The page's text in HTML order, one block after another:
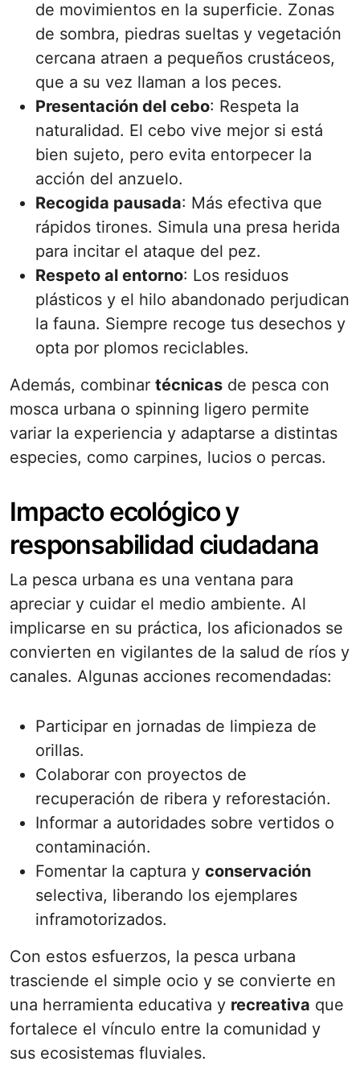
de movimientos en la superficie. Zonas
de sombra, piedras sueltas y vegetación
cercana atraen a pequeños crustáceos,
que a su vez llaman a los peces.
Presentación del cebo: Respeta la
naturalidad. El cebo vive mejor si está
bien sujeto, pero evita entorpecer la
acción del anzuelo.
Recogida pausada: Más efectiva que
rápidos tirones. Simula una presa herida
para incitar el ataque del pez.
Respeto al entorno: Los residuos
plásticos y el hilo abandonado perjudican
la fauna. Siempre recoge tus desechos y
opta por plomos reciclables.
Además, combinar técnicas de pesca con
mosca urbana o spinning ligero permite
variar la experiencia y adaptarse a distintas
especies, como carpines, lucios o percas.
Impacto ecológico y
responsabilidad ciudadana
La pesca urbana es una ventana para
apreciar y cuidar el medio ambiente. Al
implicarse en su práctica, los aficionados se
convierten en vigilantes de la salud de ríos y
canales. Algunas acciones recomendadas:
Participar en jornadas de limpieza de
orillas.
Colaborar con proyectos de
recuperación de ribera y reforestación.
Informar a autoridades sobre vertidos o
contaminación.
Fomentar la captura y conservación
selectiva, liberando los ejemplares
inframotorizados.
Con estos esfuerzos, la pesca urbana
trasciende el simple ocio y se convierte en
una herramienta educativa y recreativa que
fortalece el vínculo entre la comunidad y
sus ecosistemas fluviales.